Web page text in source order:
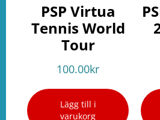
PSP Virtua
Tennis World
Tour
100.00kr
Lägg till i
varukorg